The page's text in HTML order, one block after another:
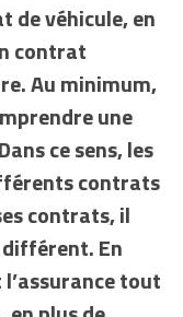
de véhicule, en
contrat
Au minimum,
une
ce sens, les
contrats
contrats, il
En
tout